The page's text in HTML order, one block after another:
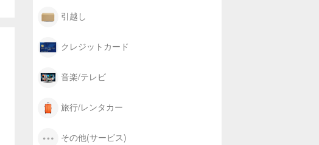
引越し
クレジットカード
音楽/テレビ
旅行/レンタカー
その他(サービス)